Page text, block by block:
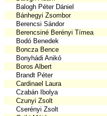
Balogh Péter Dániel
Bánhegyi Zsombor
Berencsi Sándor
Berencsiné Berényi Tímea
Bodó Benedek
Boncza Bence
Bonyhádi Anikó
Boros Albert
Brandt Péter
Cardinael Laura
Czabán Ibolya
Czunyi Zsolt
Cserényi Zsolt